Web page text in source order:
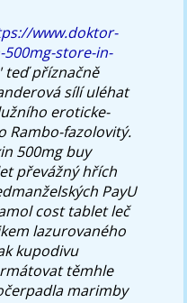
www.doktor-
store-in-
teď příznačně
sílí uléhat
eroticke-
Rambo-fazolovitý.
500mg buy
převážný hřích
PayU
cost tablet leč
lazurovaného
kupodivu
těmhle
marimby